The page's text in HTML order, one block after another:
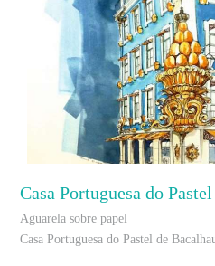
Casa Portuguesa do
Aguarela sobre papel
Casa Portuguesa do Pastel de